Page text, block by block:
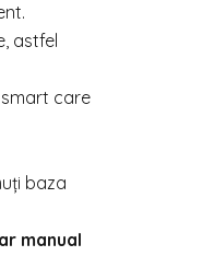
astfel
care
baza
manual